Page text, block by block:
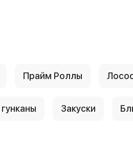
Прайм Роллы
Закуски